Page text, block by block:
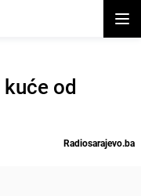
od
Radiosarajevo.ba